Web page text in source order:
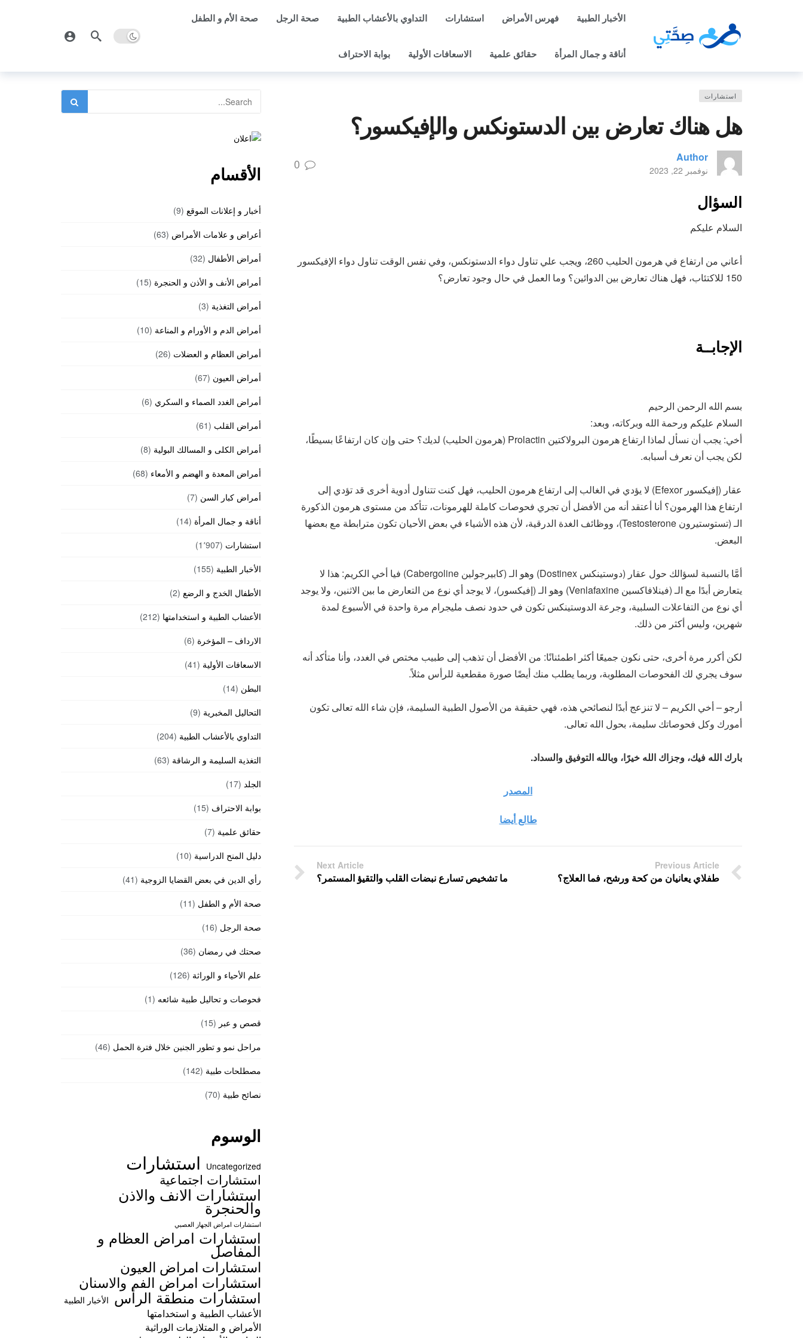
الأخبار الطبية فهرس الأمراض استشارات التداوي بالأعشاب الطبية صحة الرجل صحة الأم و الطفل
أناقة و جمال المرأة حقائق علمية الاسعافات الأولية بوابة الاحتراف
استشارات
هل هناك تعارض بين الدستونكس والإفيكسور؟
Author
نوفمبر 22, 2023 0
السؤال
السلام عليكم
أعاني من ارتفاع في هرمون الحليب 260، ويجب علي تناول دواء الدستونكس، وفي نفس الوقت تناول دواء الإفيكسور
150 للاكتئاب، فهل هناك تعارض بين الدوائين؟ وما العمل في حال وجود تعارض؟
الإجابــة
بسم الله الرحمن الرحيم
السلام عليكم ورحمة الله وبركاته، وبعد:
أخي: يجب أن نسأل لماذا ارتفاع هرمون البرولاكتين Prolactin (هرمون الحليب) لديك؟ حتى وإن كان ارتفاعًا بسيطًا،
لكن يجب أن نعرف أسبابه.
عقار (إفيكسور Efexor) لا يؤدي في الغالب إلى ارتفاع هرمون الحليب، فهل كنت تتناول أدوية أخرى قد تؤدي إلى
ارتفاع هذا الهرمون؟ أنا أعتقد أنه من الأفضل أن تجري فحوصات كاملة للهرمونات، تتأكد من مستوى هرمون الذكورة
الـ (تستوستيرون Testosterone)، ووظائف الغدة الدرقية، لأن هذه الأشياء في بعض الأحيان تكون مترابطة مع بعضها
البعض.
أمَّا بالنسبة لسؤالك حول عقار (دوستينكس Dostinex) وهو الـ (كابيرجولين Cabergoline) فيا أخي الكريم: هذا لا
يتعارض أبدًا مع الـ (فينلافاكسين Venlafaxine) وهو الـ (إفيكسور)، لا يوجد أي نوع من التعارض ما بين الاثنين، ولا يوجد
أي نوع من التفاعلات السلبية، وجرعة الدوستينكس تكون في حدود نصف مليجرام مرة واحدة في الأسبوع لمدة
شهرين، وليس أكثر من ذلك.
لكن أكرر مرة أخرى، حتى نكون جميعًا أكثر اطمئنانًا: من الأفضل أن تذهب إلى طبيب مختص في الغدد، وأنا متأكد أنه
سوف يجري لك الفحوصات المطلوبة، وربما يطلب منك أيضًا صورة مقطعية للرأس مثلاً.
أرجو – أخي الكريم – لا تنزعج أبدًا لنصائحي هذه، فهي حقيقة من الأصول الطبية السليمة، فإن شاء الله تعالى تكون
أمورك وكل فحوصاتك سليمة، بحول الله تعالى.
بارك الله فيك، وجزاك الله خيرًا، وبالله التوفيق والسداد.
المصدر
طالع أيضا
Previous Article
طفلاي يعانيان من كحة ورشح، فما العلاج؟
Next Article
ما تشخيص تسارع نبضات القلب والتقيؤ المستمر؟
الأقسام
أخبار و إعلانات الموقع (9)
أعراض و علامات الأمراض (63)
أمراض الأطفال (32)
أمراض الأنف و الأذن و الحنجرة (15)
أمراض التغذية (3)
أمراض الدم و الأورام و المناعة (10)
أمراض العظام و العضلات (26)
أمراض العيون (67)
أمراض الغدد الصماء و السكري (6)
أمراض القلب (61)
أمراض الكلى و المسالك البولية (8)
أمراض المعدة و الهضم و الأمعاء (68)
أمراض كبار السن (7)
أناقة و جمال المرأة (14)
استشارات (1٬907)
الأخبار الطبية (155)
الأطفال الخدج و الرضع (2)
الأعشاب الطبية و استخدامتها (212)
الارداف – المؤخرة (6)
الاسعافات الأولية (41)
البطن (14)
التحاليل المخبرية (9)
التداوي بالأعشاب الطبية (204)
التغذية السليمة و الرشاقة (63)
الجلد (17)
بوابة الاحتراف (15)
حقائق علمية (7)
دليل المنح الدراسية (10)
رأي الدين في بعض القضايا الزوجية (41)
صحة الأم و الطفل (11)
صحة الرجل (16)
صحتك في رمضان (36)
علم الأحياء و الوراثة (126)
فحوصات و تحاليل طبية شائعه (1)
قصص و عبر (15)
مراحل نمو و تطور الجنين خلال فترة الحمل (46)
مصطلحات طبية (142)
نصائح طبية (70)
الوسوم
Uncategorized استشارات
استشارات اجتماعية
استشارات الانف والاذن
والحنجرة
استشارات امراض الجهاز العصبي
استشارات امراض العظام و
المفاصل
استشارات امراض العيون
استشارات امراض الفم والاسنان
استشارات منطقة الرأس الأخبار الطبية
الأعشاب الطبية و استخدامتها
الأمراض و المتلازمات الوراثية